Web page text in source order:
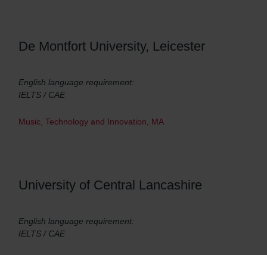
De Montfort University, Leicester
English language requirement:
IELTS / CAE
Music, Technology and Innovation, MA
University of Central Lancashire
English language requirement:
IELTS / CAE